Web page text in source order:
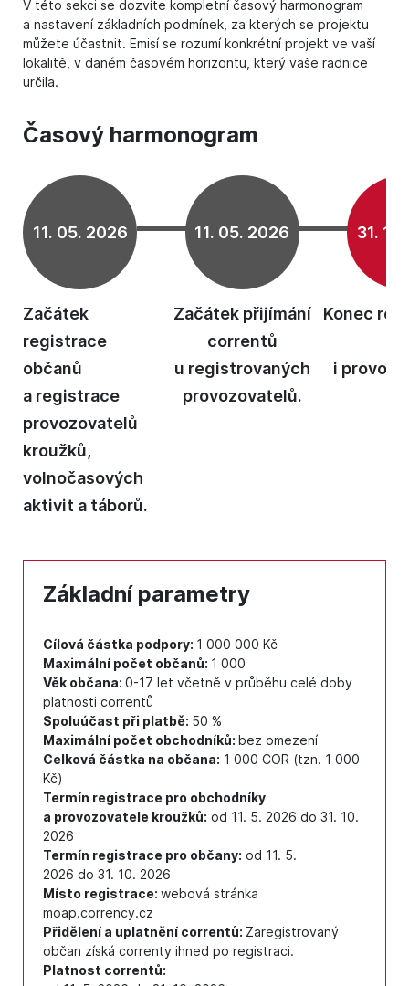
V této sekci se dozvíte kompletní časový harmonogram
a nastavení základních podmínek, za kterých se projektu
můžete účastnit. Emisí se rozumí konkrétní projekt ve vaší
lokalitě, v daném časovém horizontu, který vaše radnice
určila.
Časový harmonogram
11. 05. 2026
Začátek
registrace
občanů
a registrace
provozovatelů
kroužků,
volnočasových
aktivit a táborů.
11. 05. 2026
Začátek přijímání
correntů
u registrovaných
provozovatelů.
31.
Konec
i
Základní parametry
Cílová částka podpory: 1 000 000 Kč
Maximální počet občanů: 1 000
Věk občana: 0-17 let včetně v průběhu celé doby
platnosti correntů
Spoluúčast při platbě: 50 %
Maximální počet obchodníků: bez omezení
Celková částka na občana: 1 000 COR (tzn. 1 000
Kč)
Termín registrace pro obchodníky
a provozovatele kroužků: od 11. 5. 2026 do 31. 10.
2026
Termín registrace pro občany: od 11. 5.
2026 do 31. 10. 2026
Místo registrace: webová stránka
moap.corrency.cz
Přidělení a uplatnění correntů: Zaregistrovaný
občan získá correnty ihned po registraci.
Platnost correntů: